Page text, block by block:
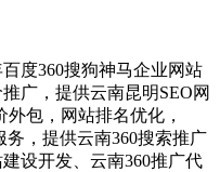
度360搜狗神马企业网站
广，提供云南昆明SEO网
包，网站排名优化，
务，提供云南360搜索推广
设开发、云南360推广代